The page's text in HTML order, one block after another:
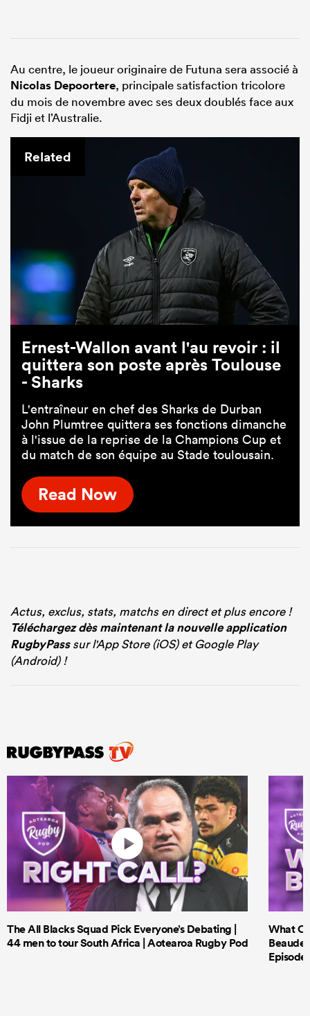
Au centre, le joueur originaire de Futuna sera associé à
Nicolas Depoortere, principale satisfaction tricolore
du mois de novembre avec ses deux doublés face aux
Fidji et l’Australie.
Related
Ernest-Wallon avant l'au revoir : il
quittera son poste après Toulouse
- Sharks
L'entraîneur en chef des Sharks de Durban
John Plumtree quittera ses fonctions dimanche
à l'issue de la reprise de la Champions Cup et
du match de son équipe au Stade toulousain.
Read Now
Actus, exclus, stats, matchs en direct et plus encore !
Téléchargez dès maintenant la nouvelle application
RugbyPasssur l'App Store (iOS) et Google Play
(Android) !
The All Blacks Squad Pick Everyone’s Debating |
44 men to tour South Africa | Aotearoa Rugby Pod
What
Episode